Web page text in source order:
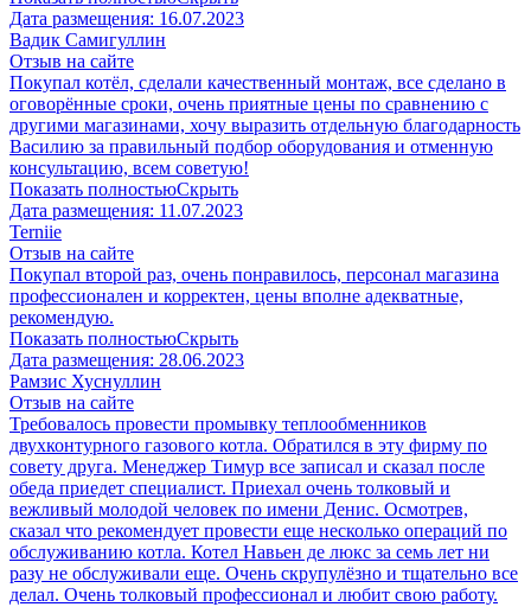
Дата размещения: 16.07.2023
Вадик Самигуллин
Отзыв на сайте
Покупал котёл, сделали качественный монтаж, все сделано в
оговорённые сроки, очень приятные цены по сравнению с
другими магазинами, хочу выразить отдельную благодарность
Василию за правильный подбор оборудования и отменную
консультацию, всем советую!
Показать полностьюСкрыть
Дата размещения: 11.07.2023
​Terniie​
Отзыв на сайте
Покупал второй раз, очень понравилось, персонал магазина
профессионален и корректен, цены вполне адекватные,
рекомендую.
Показать полностьюСкрыть
Дата размещения: 28.06.2023
Рамзис Хуснуллин
Отзыв на сайте
Требовалось провести промывку теплообменников
двухконтурного газового котла. Обратился в эту фирму по
совету друга. Менеджер Тимур все записал и сказал после
обеда приедет специалист. Приехал очень толковый и
вежливый молодой человек по имени Денис. Осмотрев,
сказал что рекомендует провести еще несколько операций по
обслуживанию котла. Котел Навьен де люкс за семь лет ни
разу не обслуживали еще. Очень скрупулёзно и тщательно все
делал. Очень толковый профессионал и любит свою работу.